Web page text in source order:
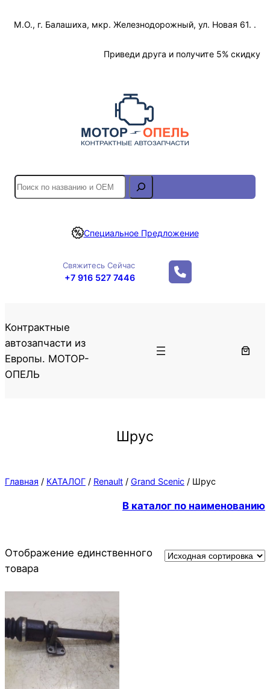
М.О., г. Балашиха, мкр. Железнодорожный, ул. Новая 61. .
Приведи друга и получите 5% скидку
S
e
r
Специальное Предложение
Свяжитесь Сейчас
+7 916 527 7446
Контрактные
автозапчасти из
Европы. МОТОР-
ОПЕЛЬ
Шрус
Главная / КАТАЛОГ / Renault / Grand Scenic / Шрус
В каталог по наименованию
Отображение единственного
товара